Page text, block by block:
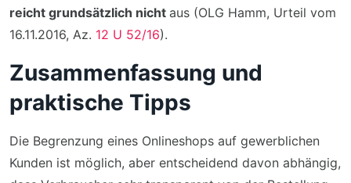
reicht grundsätzlich nicht aus (OLG Hamm, Urteil vom
16.11.2016, Az. 12 U 52/16).
Zusammenfassung und
praktische Tipps
Die Begrenzung eines Onlineshops auf gewerblichen
Kunden ist möglich, aber entscheidend davon abhängig,